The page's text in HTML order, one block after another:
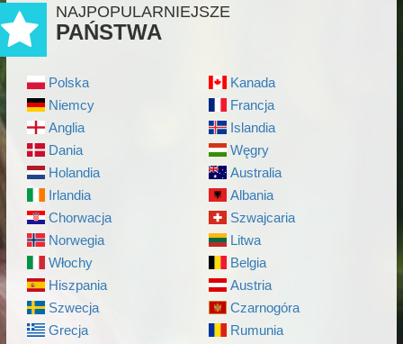
NAJPOPULARNIEJSZE
PAŃSTWA
Polska
Niemcy
Anglia
Dania
Holandia
Irlandia
Chorwacja
Norwegia
Włochy
Hiszpania
Szwecja
Grecja
Kanada
Francja
Islandia
Węgry
Australia
Albania
Szwajcaria
Litwa
Belgia
Austria
Czarnogóra
Rumunia